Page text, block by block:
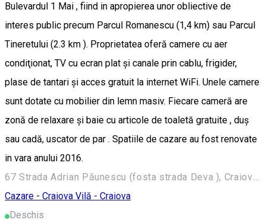
Bulevardul 1 Mai , fiind in apropierea unor obliective de
interes public precum Parcul Romanescu (1,4 km) sau Parcul
Tineretului (2.3 km ). Proprietatea oferă camere cu aer
condiţionat, TV cu ecran plat și canale prin cablu, frigider,
plase de tantari şi acces gratuit la internet WiFi. Unele camere
sunt dotate cu mobilier din lemn masiv. Fiecare cameră are
zonă de relaxare şi baie cu articole de toaletă gratuite , duş
sau cadă, uscator de par . Spatiile de cazare au fost renovate
in vara anului 2016.
67 Strada Adrian Păunescu (fosta strada Deva ), Craiova 200639, Romania
Cazare - Craiova Vilă - Craiova
Deschis